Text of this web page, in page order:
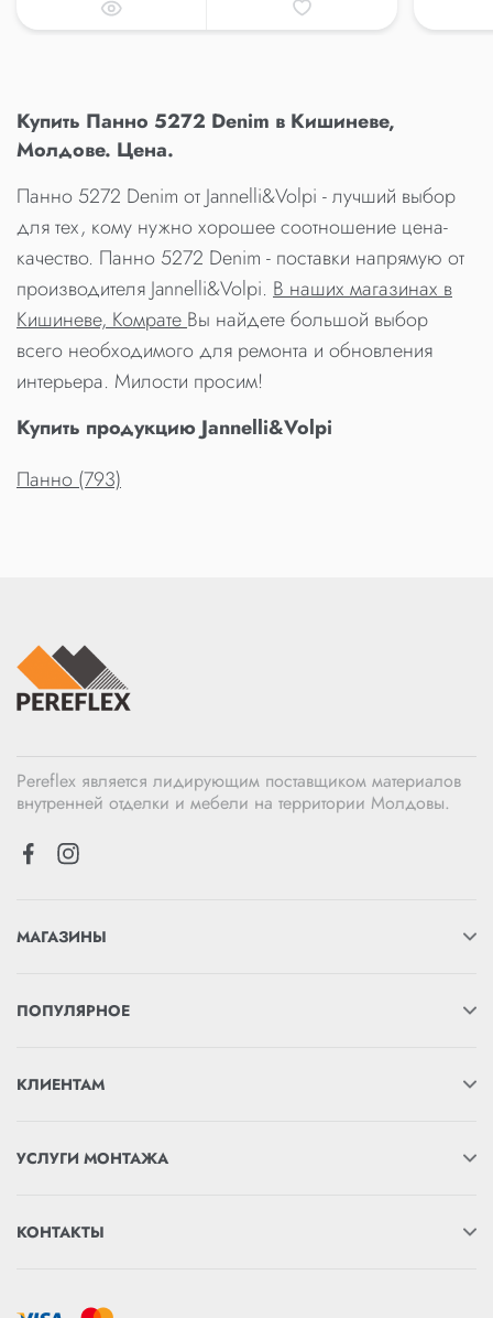
Купить Панно 5272 Denim в Кишиневе,
Молдове. Цена.
Панно 5272 Denim от Jannelli&Volpi - лучший выбор
для тех, кому нужно хорошее соотношение цена-
качество. Панно 5272 Denim - поставки напрямую от
производителя Jannelli&Volpi. В наших магазинах в
Кишиневе, КомратеВы найдете большой выбор
всего необходимого для ремонта и обновления
интерьера. Милости просим!
Купить продукцию Jannelli&Volpi
Панно (793)
Pereflex является лидирующим поставщиком материалов
внутренней отделки и мебели на территории Молдовы.
МАГАЗИНЫ
ПОПУЛЯРНОЕ
КЛИЕНТАМ
УСЛУГИ МОНТАЖА
КОНТАКТЫ